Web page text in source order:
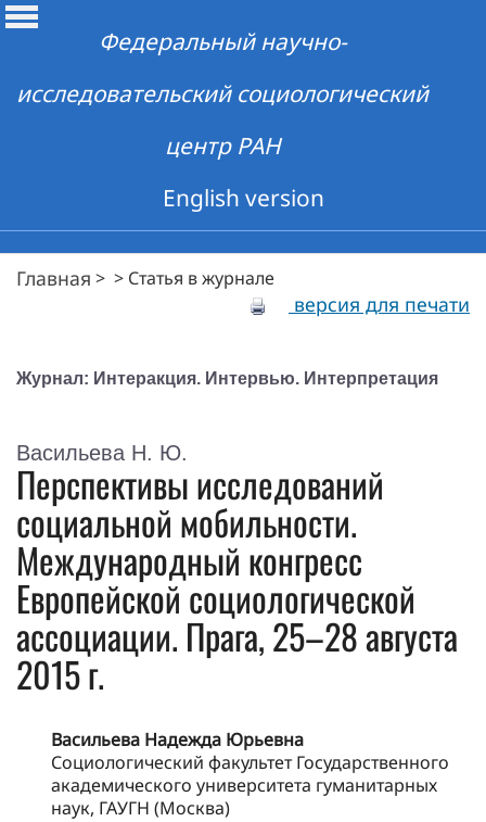
Федеральный научно-
исследовательский социологический
центр РАН
English version
Главная > > Статья в журнале
версия для печати
Журнал: Интеракция. Интервью. Интерпретация
Васильева Н. Ю.
Перспективы исследований
социальной мобильности.
Международный конгресс
Европейской социологической
ассоциации. Прага, 25–28 августа
2015 г.
Васильева Надежда Юрьевна
Социологический факультет Государственного
академического университета гуманитарных
наук, ГАУГН (Москва)